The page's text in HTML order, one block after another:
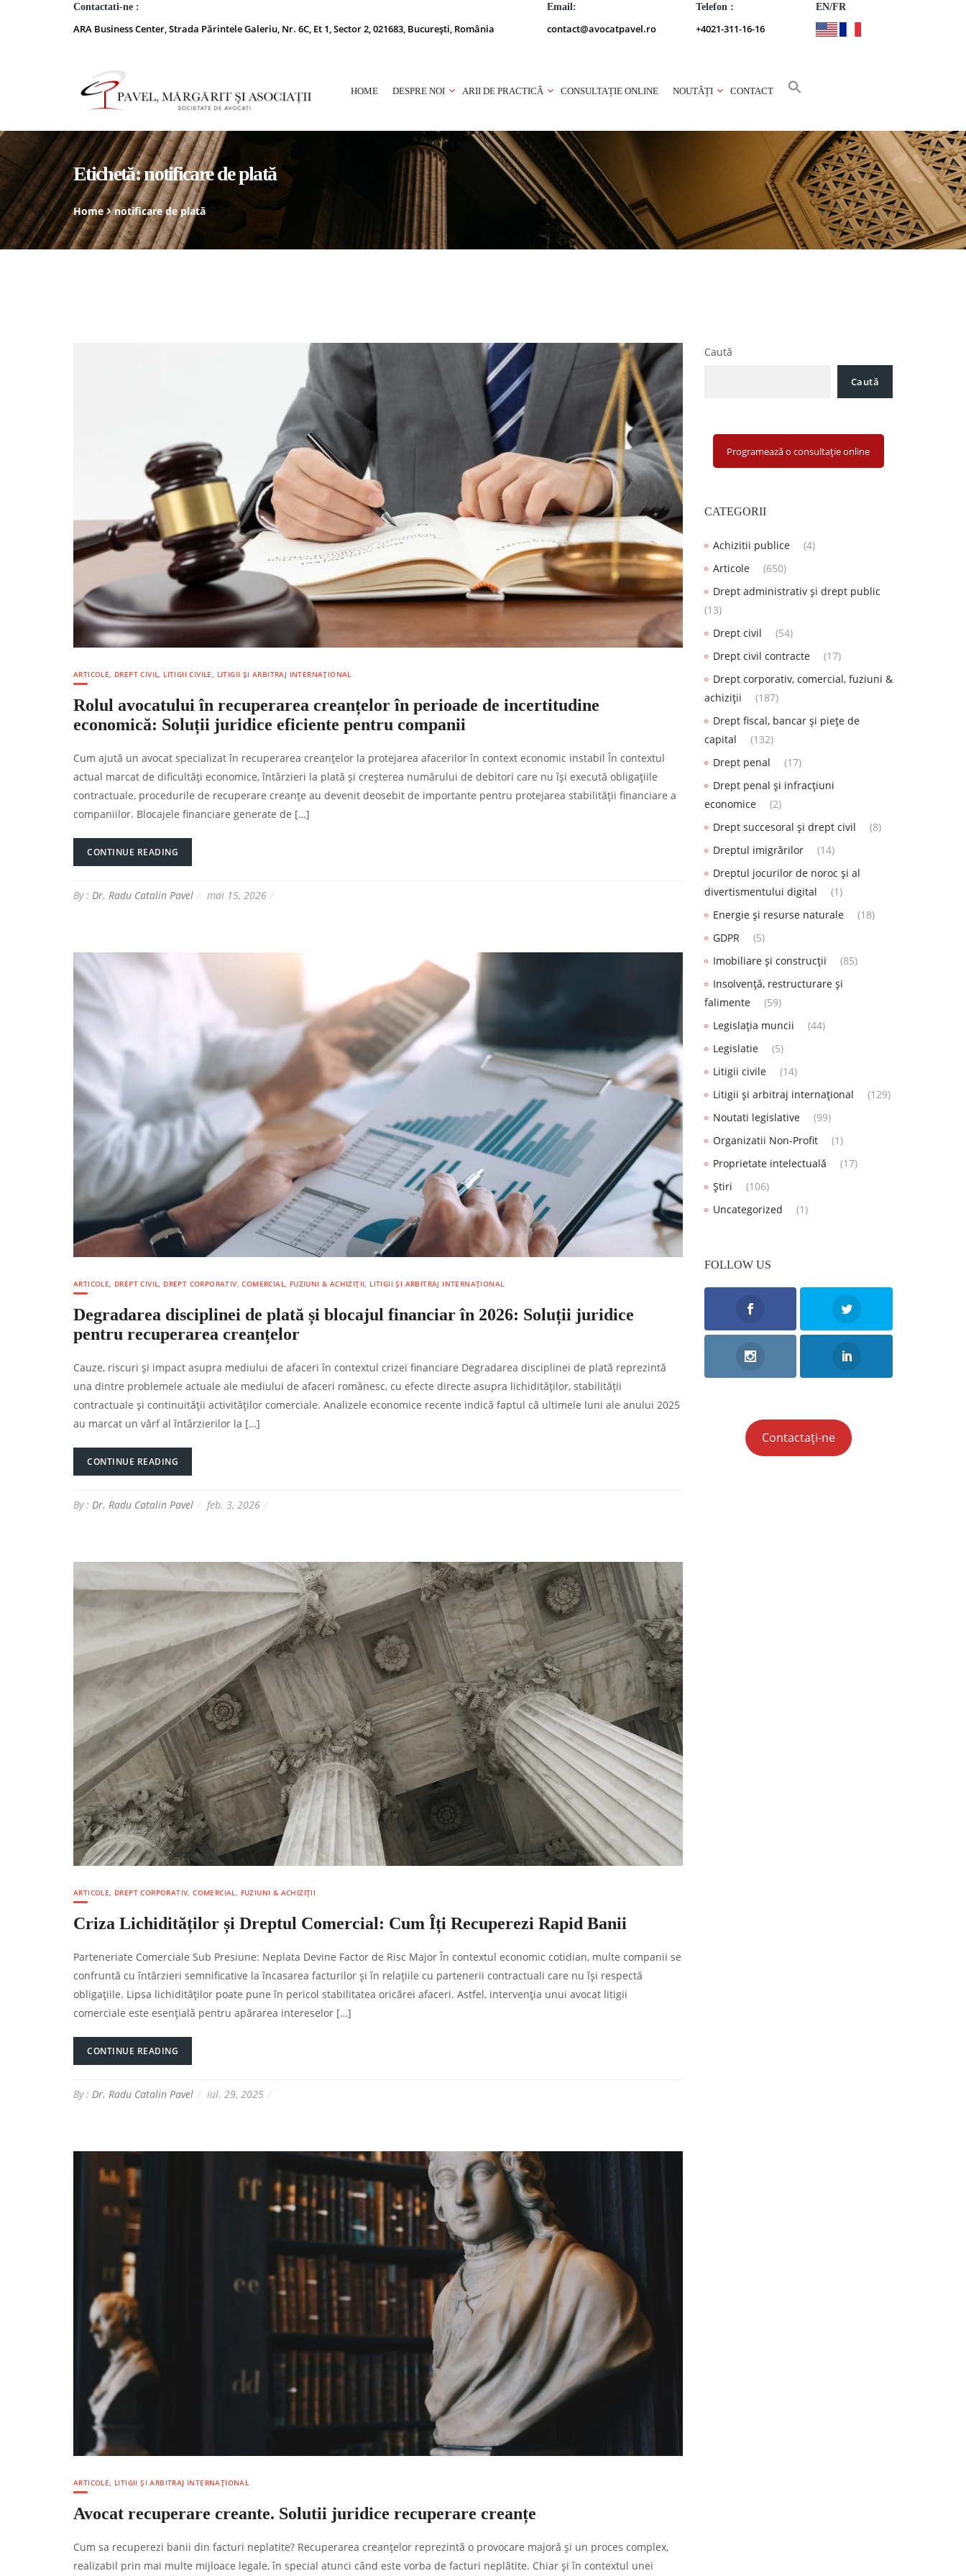
Contactati-ne :
ARA Business Center, Strada Părintele Galeriu, Nr. 6C, Et 1, Sector 2, 021683, București, România
Email:
contact@avocatpavel.ro
Telefon :
+4021-311-16-16
EN/FR
HOME DESPRE NOI ARII DE PRACTICĂ CONSULTAȚIE ONLINE NOUTĂȚI CONTACT
Etichetă:notificare de plată
Home notificare de plată
ARTICOLE DREPT CIVIL LITIGII CIVILE LITIGII ȘI ARBITRAJ INTERNAȚIONAL
Rolul avocatului în recuperarea creanțelor în perioade de incertitudine
economică: Soluții juridice eficiente pentru companii
Cum ajută un avocat specializat în recuperarea creanțelor la protejarea afacerilor în context economic instabil În contextul
actual marcat de dificultăți economice, întârzieri la plată și creșterea numărului de debitori care nu își execută obligațiile
contractuale, procedurile de recuperare creanțe au devenit deosebit de importante pentru protejarea stabilității financiare a
companiilor. Blocajele financiare generate de […]
CONTINUE READING
By : Dr. Radu Catalin Pavel mai 15, 2026
ARTICOLE DREPT CIVIL DREPT CORPORATIV, COMERCIAL, FUZIUNI & ACHIZIȚII LITIGII ȘI ARBITRAJ INTERNAȚIONAL
Degradarea disciplinei de plată și blocajul financiar în 2026: Soluții juridice
pentru recuperarea creanțelor
Cauze, riscuri și impact asupra mediului de afaceri în contextul crizei financiare Degradarea disciplinei de plată reprezintă
una dintre problemele actuale ale mediului de afaceri românesc, cu efecte directe asupra lichidităților, stabilității
contractuale și continuității activităților comerciale. Analizele economice recente indică faptul că ultimele luni ale anului 2025
au marcat un vârf al întârzierilor la […]
CONTINUE READING
By : Dr. Radu Catalin Pavel feb. 3, 2026
ARTICOLE, DREPT CORPORATIV, COMERCIAL, FUZIUNI & ACHIZIȚII
Criza Lichidităților și Dreptul Comercial: Cum Îți Recuperezi Rapid Banii
Parteneriate Comerciale Sub Presiune: Neplata Devine Factor de Risc Major În contextul economic cotidian, multe companii se
confruntă cu întârzieri semnificative la încasarea facturilor și în relațiile cu partenerii contractuali care nu își respectă
obligațiile. Lipsa lichidităților poate pune în pericol stabilitatea oricărei afaceri. Astfel, intervenția unui avocat litigii
comerciale este esențială pentru apărarea intereselor […]
CONTINUE READING
By : Dr. Radu Catalin Pavel iul. 29, 2025
ARTICOLE, LITIGII ȘI ARBITRAJ INTERNAȚIONAL
Avocat recuperare creante. Solutii juridice recuperare creanțe
Cum sa recuperezi banii din facturi neplatite? Recuperarea creanțelor reprezintă o provocare majoră și un proces complex,
realizabil prin mai multe mijloace legale, în special atunci când este vorba de facturi neplătite. Chiar și în contextul unei
Caută
Caută
Programează o consultație online
CATEGORII
Achizitii publice
(4)
Articole
(650)
Drept administrativ și drept public
(13)
Drept civil
(54)
Drept civil contracte
(17)
Drept corporativ, comercial, fuziuni &
achiziții
(187)
Drept fiscal, bancar și piețe de
capital
(132)
Drept penal
(17)
Drept penal și infracțiuni
economice
(2)
Drept succesoral și drept civil
(8)
Dreptul imigrărilor
(14)
Dreptul jocurilor de noroc și al
divertismentului digital
(1)
Energie și resurse naturale
(18)
GDPR
(5)
Imobiliare și construcții
(85)
Insolvență, restructurare și
falimente
(59)
Legislația muncii
(44)
Legislatie
(5)
Litigii civile
(14)
Litigii și arbitraj internațional
(129)
Noutati legislative
(99)
Organizatii Non-Profit
(1)
Proprietate intelectuală
(17)
Știri
(106)
Uncategorized
(1)
FOLLOW US
Contactați-ne